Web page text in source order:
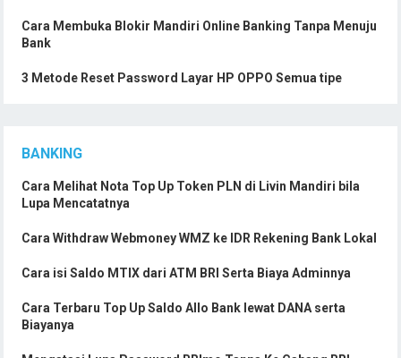
Cara Membuka Blokir Mandiri Online Banking Tanpa Menuju
Bank
3 Metode Reset Password Layar HP OPPO Semua tipe
BANKING
Cara Melihat Nota Top Up Token PLN di Livin Mandiri bila
Lupa Mencatatnya
Cara Withdraw Webmoney WMZ ke IDR Rekening Bank Lokal
Cara isi Saldo MTIX dari ATM BRI Serta Biaya Adminnya
Cara Terbaru Top Up Saldo Allo Bank lewat DANA serta
Biayanya